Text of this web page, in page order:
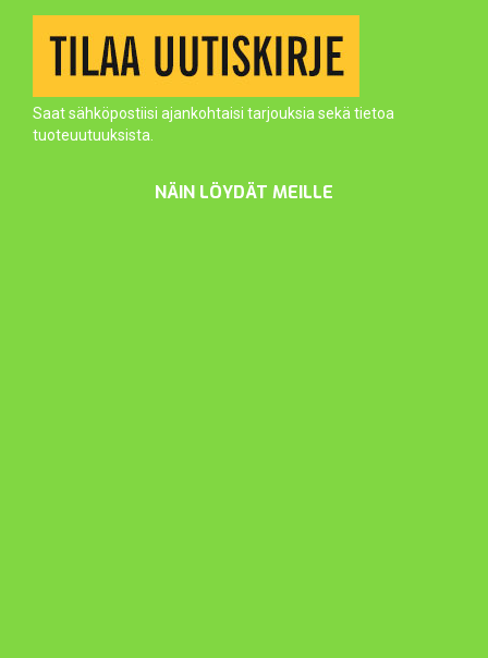
Saat sähköpostiisi ajankohtaisi tarjouksia sekä tietoa
tuoteuutuuksista.
NÄIN LÖYDÄT MEILLE